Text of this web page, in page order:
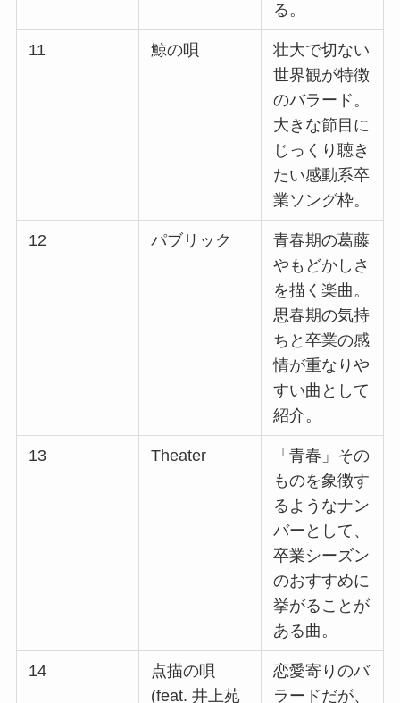
る。
11 鯨の唄
壮大で切ない
世界観が特徴
のバラード。
大きな節目に
じっくり聴き
たい感動系卒
業ソング枠。​
12 パブリック
青春期の葛藤
やもどかしさ
を描く楽曲。
思春期の気持
ちと卒業の感
情が重なりや
すい曲として
紹介。 ​
13 Theater
「青春」その
ものを象徴す
るようなナン
バーとして、
卒業シーズン
のおすすめに
挙がることが
ある曲。 ​
14
点描の唄
(feat. 井上苑
恋愛寄りのバ
ラードだが、